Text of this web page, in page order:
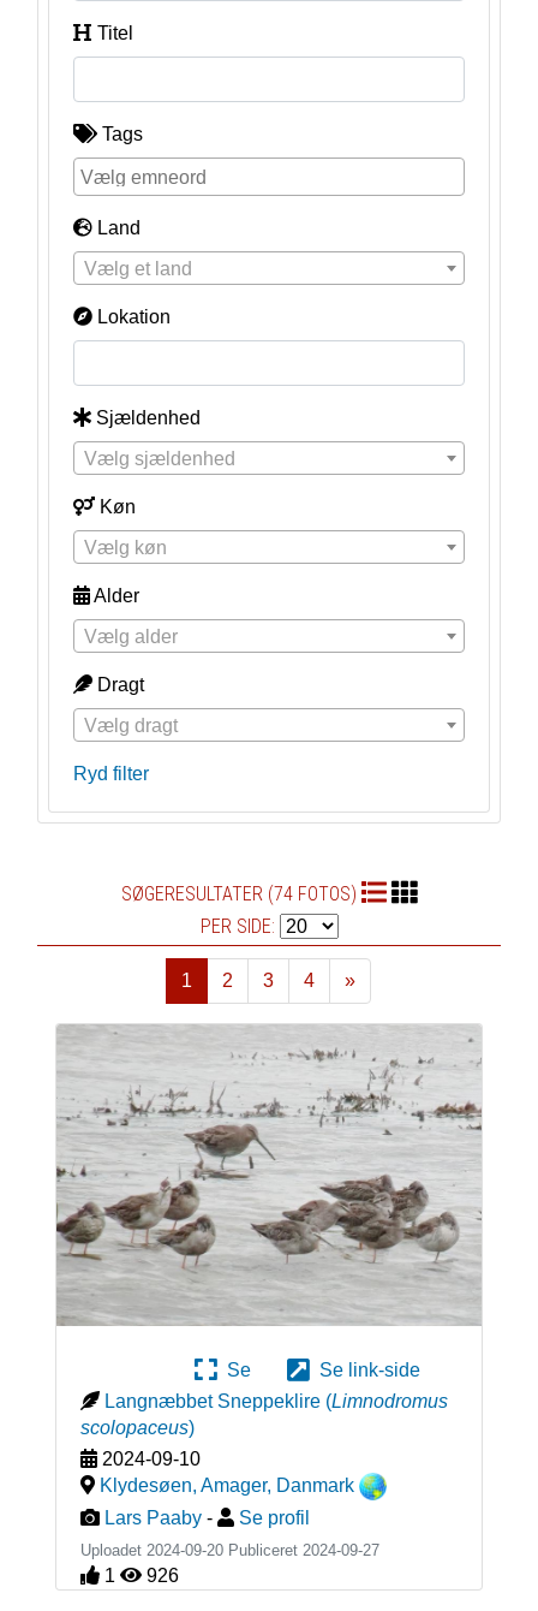
Titel
Tags
Land
Vælg et land
Lokation
Sjældenhed
Vælg sjældenhed
Køn
Vælg køn
Alder
Vælg alder
Dragt
Vælg dragt
Ryd filter
SØGERESULTATER (74 FOTOS)
PER SIDE:
1 2 3 4
»
Næste
Se
Se link-side
Langnæbbet Sneppeklire (Limnodromus
scolopaceus)
2024-09-10
Klydesøen, Amager, Danmark
Lars Paaby - Se profil
Uploadet 2024-09-20 Publiceret 2024-09-27
1 926